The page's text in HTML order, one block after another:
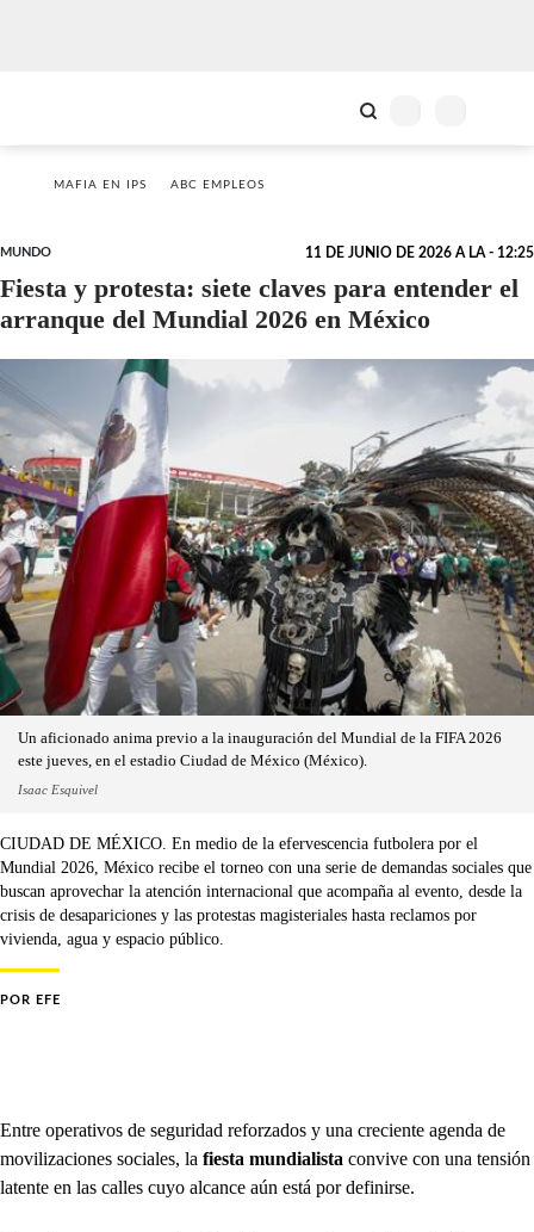
MAFIA EN IPS ABC EMPLEOS
MUNDO 11 DE JUNIO DE 2026 A LA - 12:25
Fiesta y protesta: siete claves para entender el
arranque del Mundial 2026 en México
Un aficionado anima previo a la inauguración del Mundial de la FIFA 2026
este jueves, en el estadio Ciudad de México (México).
Isaac Esquivel
CIUDAD DE MÉXICO. En medio de la efervescencia futbolera por el
Mundial 2026, México recibe el torneo con una serie de demandas sociales que
buscan aprovechar la atención internacional que acompaña al evento, desde la
crisis de desapariciones y las protestas magisteriales hasta reclamos por
vivienda, agua y espacio público.
POR EFE
Entre operativos de seguridad reforzados y una creciente agenda de
movilizaciones sociales, la fiesta mundialista convive con una tensión
latente en las calles cuyo alcance aún está por definirse.